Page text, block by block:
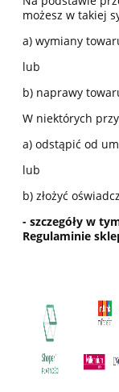
możesz w takiej
a) wymiany
lub
b) naprawy
W niektórych
a) odstąpić od
lub
b) złożyć
- szczegóły w
Regulaminie